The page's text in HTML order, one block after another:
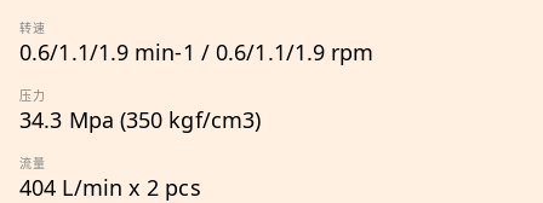
转速
0.6/1.1/1.9 min-1 / 0.6/1.1/1.9 rpm
压力
34.3 Mpa (350 kgf/cm3)
流量
404 L/min x 2 pcs